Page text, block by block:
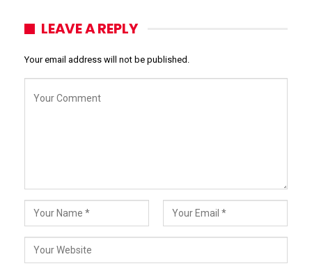
LEAVE A REPLY
Your email address will not be published.